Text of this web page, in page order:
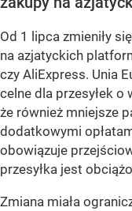
Od 1 lipca zmieniły
na azjatyckich
czy AliExpress. Unia
celne dla przesyłek
że również mniejsze
dodatkowymi
obowiązuje
przesyłka jest
Zmiana miała